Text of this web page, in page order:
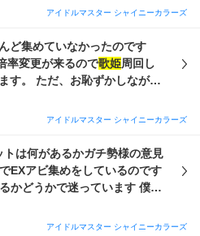
。 S1~S2の途中までMe300を
います。ここでパネル1~7を
ん。S3S4はレッスンを受け
トに貼る EXスキルはサポイベ発
スMe無しで狙えるか不明で
2極)、立ち回りは問いませ
タジオは全てLv.MAX プチセ
るイベント分は回収済み) 限
んP1枚S0枚所持 ↑金欠のた
アイドルマスター シャイニーカラーズ
ど集めていなかったのです
率変更が来るので歌姫周回し
しながら
いため、どんな編成が良いの
いただきたいです。 (サポはづ
教えていただけると幸いです。 よろしくお願いします！
アイドルマスター シャイニーカラーズ
は何があるかガチ勢様の意見
EXアビ集めをしているのです
どうかで迷っています 僕が
ましたが唯一のメリット
ンの最大化の一点のみしかあ
アイドルマスター シャイニーカラーズ